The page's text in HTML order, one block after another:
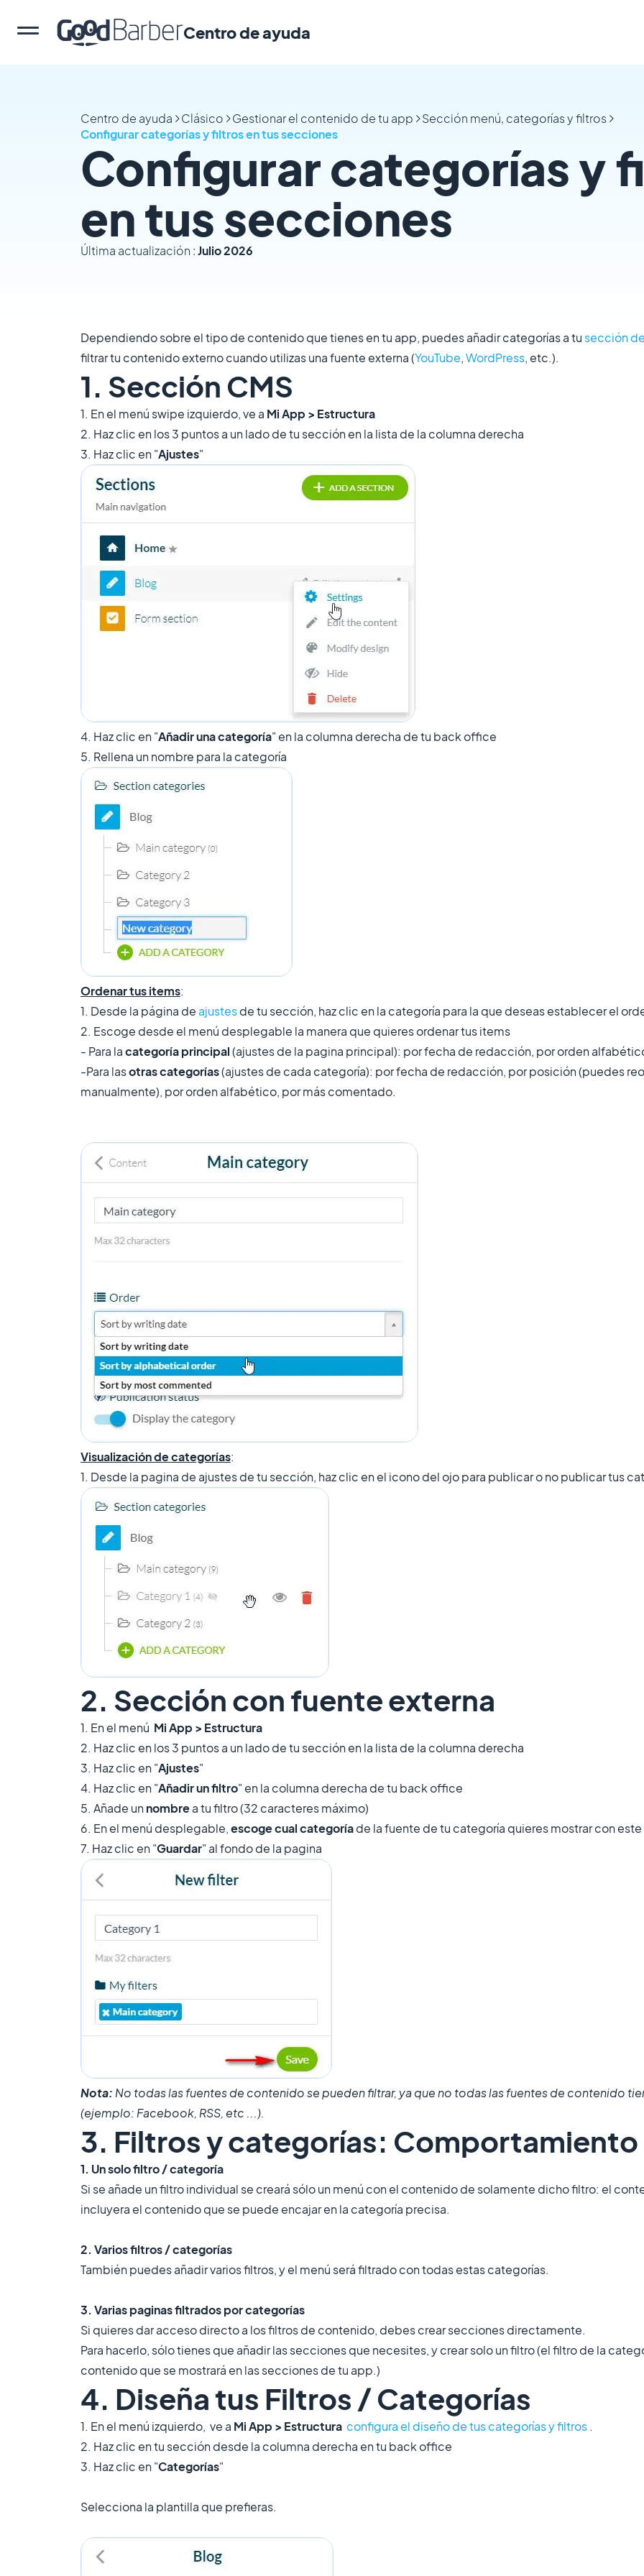
Centro de ayuda
Centro de ayuda Clásico Gestionar el contenido de tu app
Sección menú, categorías y filtros
Configurar categorías y filtros en tus secciones
Configurar categorías y
en tus secciones
Última actualización :Julio 2026
Dependiendo sobre el tipo de contenido que tienes en tu app, puedes añadir categorías a tu sección
filtrar tu contenido externo cuando utilizas una fuente externa (YouTube,WordPress, etc.).
1. Sección CMS
1. En el menú swipe izquierdo, ve a Mi App > Estructura
2. Haz clic en los 3 puntos a un lado de tu sección en la lista de la columna derecha
3. Haz clic en "Ajustes"
4. Haz clic en "​Añadir una categoría" en la columna derecha de tu back office
5. Rellena un nombre para la categoría
Ordenar tus items:
1. Desde la página de ajustesde tu sección, haz clic en la categoría para la que deseas establecer el
2. Escoge desde el menú desplegable la manera que quieres ordenar tus items
- Para lacategoría principal(ajustes de la pagina principal): por fecha de redacción, por orden
-Para lasotras categorías(ajustes de cada categoría): por fecha de redacción, por posición (puedes
manualmente), por orden alfabético, por más comentado.
Visualización decategorías:
1. Desde la pagina de ajustes de tu sección, haz clic en el icono del ojo para publicar o no publicar tus
2. Sección con fuente externa
1. En el menú Mi App > Estructura
2. Haz clic en los 3 puntos a un lado de tu sección en la lista de la columna derecha
3. Haz clic en "Ajustes"
4. Haz clic en "Añadir un filtro" en la columna derecha de tu back office
5. Añade unnombrea tu filtro (32 caracteres máximo)
6. En el menú desplegable,escoge cual categoríade la fuente de tu categoría quieres mostrar con
7. Haz clic en "Guardar" al fondo de la pagina
Nota: No todas las fuentes de contenido se pueden filtrar, ya que no todas las fuentes de contenido
(ejemplo: Facebook, RSS, etc ...).
3. Filtros y categorías: Comportamiento
1. Un solo filtro / categoría
Si se añade un filtro individual se creará sólo un menú con el contenido de solamente dicho filtro: el
incluyera el contenido que se puede encajar en la categoría precisa.
2. Varios filtros / categorías
También puedes añadir varios filtros, y el menú será filtrado con todas estas categorías.
3. Varias paginas filtrados por categorías
Si quieres dar acceso directo a los filtros de contenido, debes crear secciones directamente.
Para hacerlo, sólo tienes que añadir las secciones que necesites, y crear solo un filtro (el filtro de la
contenido que se mostrará en las secciones de tu app.)
4. Diseña tus Filtros / Categorías
1. En el menú izquierdo, ve a Mi App > Estructura configura el diseño de tus categorías y filtros.
2. Haz clic en tu sección desde la columna derecha en tu back office
3. Haz clic en "Categorías"
Selecciona la plantilla que prefieras.